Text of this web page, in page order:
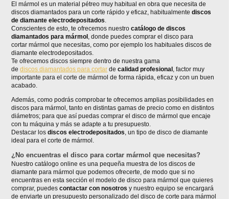
El mármol es un material pétreo muy habitual en obra que necesita de
discos diamantados para un corte rápido y eficaz, habitualmentediscos
de diamante electrodepositados.
Conscientes de esto, te ofrecemos nuestrocatálogo de discos
diamantados para mármol , donde puedes comprar el disco para
cortar mármol que necesitas, como por ejemplo los habituales discos de
diamante electrodepositados.
Te ofrecemos discos siempre dentro de nuestra gama
dediscos diamantados para cortar decalidad profesional , factor muy
importante para el corte de mármol de forma rápida, eficaz y con un buen
acabado.
Además, como podrás comprobar te ofrecemos amplias posibilidades en
discos para mármol, tanto en distintas gamas de precio como en distintos
diámetros; para que así puedas comprar el disco de mármol que encaje
con tu máquina y más se adapte a tu presupuesto.
Destacar losdiscos electrodepositados, un tipo de disco de diamante
ideal para el corte de mármol.
¿No encuentras el disco para cortar mármol que necesitas?
Nuestro catálogo online es una pequeña muestra de los discos de
diamante para mármol que podemos ofrecerte, de modo que si no
encuentras en esta sección el modelo de disco para mármol que quieres
comprar, puedescontactar con nosotros y nuestro equipo se encargará
de enviarte un presupuesto personalizado del disco de corte para mármol